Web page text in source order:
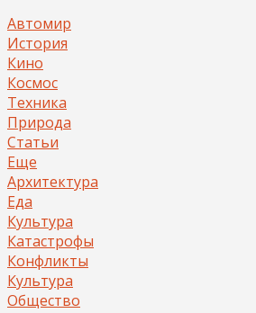
Автомир
История
Кино
Космос
Техника
Природа
Статьи
Еще
Архитектура
Еда
Культура
Катастрофы
Конфликты
Культура
Общество